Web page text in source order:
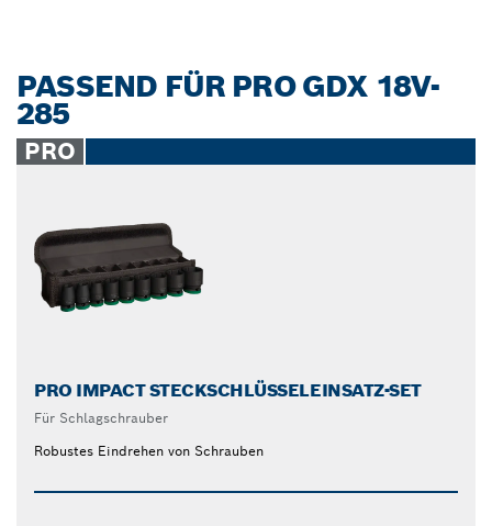
PASSEND FÜR PRO GDX 18V-
285
PRO
PRO IMPACT STECKSCHLÜSSELEINSATZ-SET
Für Schlagschrauber
Robustes Eindrehen von Schrauben